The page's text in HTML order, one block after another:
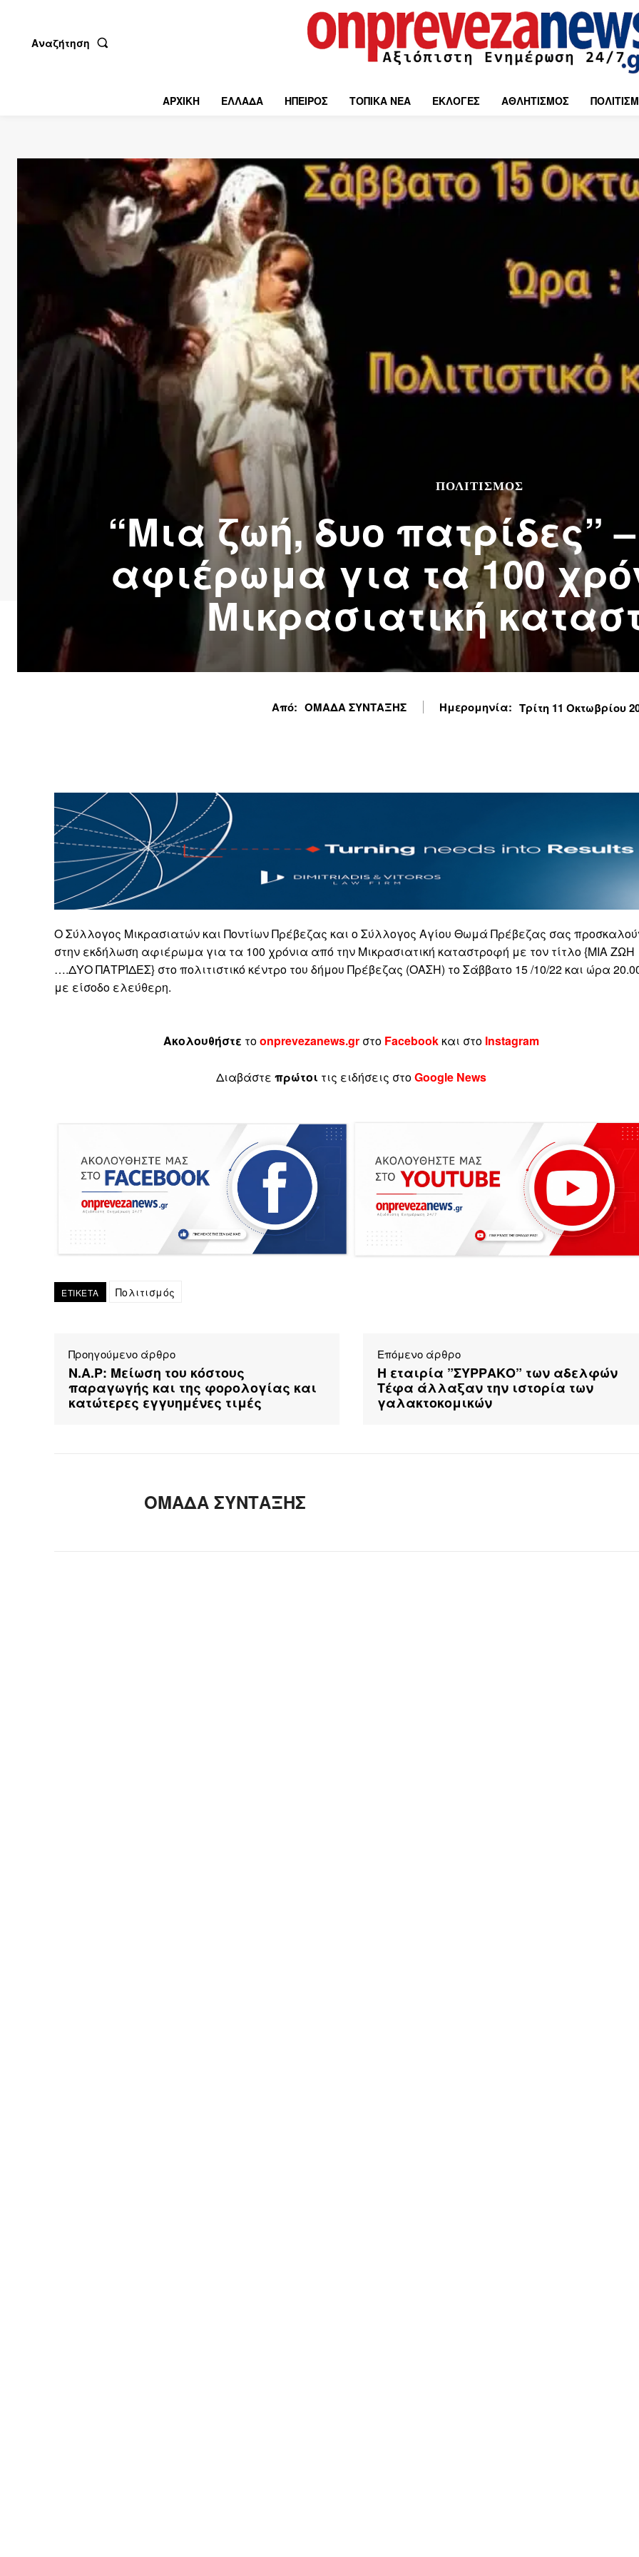
Αναζήτηση
ΑΡΧΙΚΗ ΕΛΛΑΔΑ ΗΠΕΙΡΟΣ ΤΟΠΙΚΑ ΝΕΑ ΕΚΛΟΓΕΣ ΑΘΛΗΤΙΣΜΟΣ
ΠΟΛΙΤΙΣΜΌΣ
“Μια ζωή, δυο πατρίδες”
αφιέρωμα για τα 100
Μικρασιατική
Από: ΟΜΑΔΑ ΣΥΝΤΑΞΗΣ Ημερομηνία: Τρίτη 11 Οκτωβρίου
Ο Σύλλογος Μικρασιατών και Ποντίων Πρέβεζας και ο Σύλλογος Αγίου Θωμά Πρέβεζας σας
στην εκδήλωση αφιέρωμα για τα 100 χρόνια από την Μικρασιατική καταστροφή με τον τίτλο {ΜΙΑ ΖΩΗ
….ΔΥΟ ΠΑΤΡΊΔΕΣ} στο πολιτιστικό κέντρο του δήμου Πρέβεζας (ΟΑΣΗ) το Σάββατο 15 /10/22 και ώρα
με είσοδο ελεύθερη.
Ακολουθήστε τοonprevezanews.grστο Facebookκαι στο Instagram
Διαβάστε πρώτοι τις ειδήσεις στοGoogle News
ΕΤΙΚΕΤΑ Πολιτισμός
Προηγούμενο άρθρο
Ν.Α.Ρ: Μείωση του κόστους
παραγωγής και της φορολογίας και
κατώτερες εγγυημένες τιμές
Επόμενο άρθρο
Η εταιρία ”ΣΥΡΡΑΚΟ” των αδελφών
Τέφα άλλαξαν την ιστορία των
γαλακτοκομικών
ΟΜΑΔΑ ΣΥΝΤΑΞΗΣ